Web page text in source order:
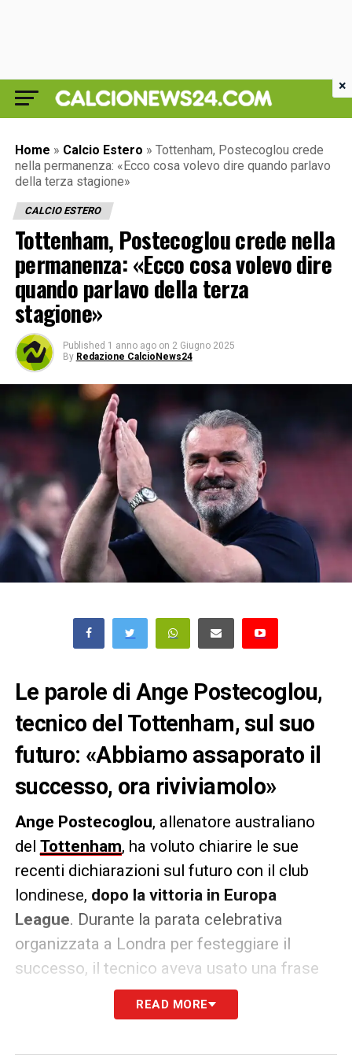
Home » Calcio Estero » Tottenham, Postecoglou crede
nella permanenza: «Ecco cosa volevo dire quando parlavo
della terza stagione»
CALCIO ESTERO
Tottenham, Postecoglou crede nella
permanenza: «Ecco cosa volevo dire
quando parlavo della terza
stagione»
Published 1 anno ago on 2 Giugno 2025
By Redazione CalcioNews24
Le parole di Ange Postecoglou,
tecnico del Tottenham, sul suo
futuro: «Abbiamo assaporato il
successo, ora riviviamolo»
Ange Postecoglou, allenatore australiano
del Tottenham, ha voluto chiarire le sue
recenti dichiarazioni sul futuro con il club
londinese, dopo la vittoria in Europa
League. Durante la parata celebrativa
organizzata a Londra per festeggiare il
successo, il tecnico aveva usato una frase
In tutte le migliori serie TV, la
terza stagione è migliore della seconda
READ MORE
×